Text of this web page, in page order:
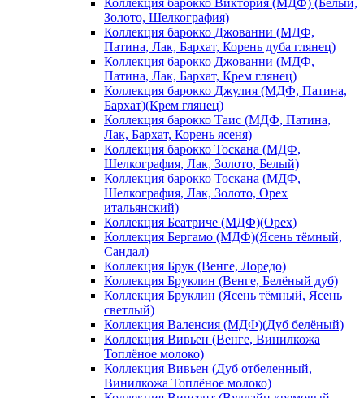
Коллекция барокко Виктория (МДФ) (Белый,
Золото, Шелкография)
Коллекция барокко Джованни (МДФ,
Патина, Лак, Бархат, Корень дуба глянец)
Коллекция барокко Джованни (МДФ,
Патина, Лак, Бархат, Крем глянец)
Коллекция барокко Джулия (МДФ, Патина,
Бархат)(Крем глянец)
Коллекция барокко Таис (МДФ, Патина,
Лак, Бархат, Корень ясеня)
Коллекция барокко Тоскана (МДФ,
Шелкография, Лак, Золото, Белый)
Коллекция барокко Тоскана (МДФ,
Шелкография, Лак, Золото, Орех
итальянский)
Коллекция Беатриче (МДФ)(Орех)
Коллекция Бергамо (МДФ)(Ясень тёмный,
Сандал)
Коллекция Брук (Венге, Лоредо)
Коллекция Бруклин (Венге, Белёный дуб)
Коллекция Бруклин (Ясень тёмный, Ясень
светлый)
Коллекция Валенсия (МДФ)(Дуб белёный)
Коллекция Вивьен (Венге, Винилкожа
Топлёное молоко)
Коллекция Вивьен (Дуб отбеленный,
Винилкожа Топлёное молоко)